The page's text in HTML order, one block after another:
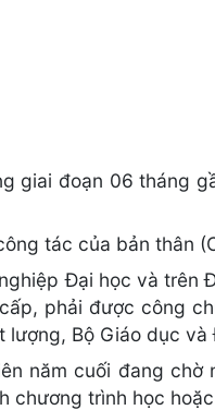
giai đoạn 06 tháng
tác của bản thân
Đại học và
phải được công
lượng, Bộ Giáo dục và
năm cuối đang
chương trình học